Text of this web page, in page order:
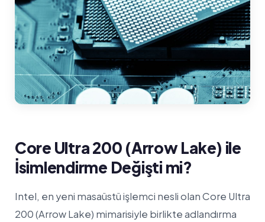
Core Ultra 200 (Arrow Lake) ile
İsimlendirme Değişti mi?
Intel, en yeni masaüstü işlemci nesli olan Core Ultra
200 (Arrow Lake) mimarisiyle birlikte adlandırma